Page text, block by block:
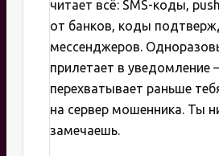
читает всё: SMS-коды,
от банков, коды
мессенджеров.
прилетает в уведомление
перехватывает раньше
на сервер мошенника. Ты
замечаешь.